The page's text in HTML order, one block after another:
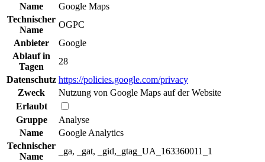
Name
Google Maps
Technischer
Name
OGPC
Anbieter
Google
Ablauf in
Tagen
28
Datenschutz https://policies.google.com/privacy
Zweck
Nutzung von Google Maps auf der Website
Erlaubt
Gruppe
Analyse
Name
Google Analytics
Technischer
Name
_ga, _gat, _gid,_gtag_UA_163360011_1